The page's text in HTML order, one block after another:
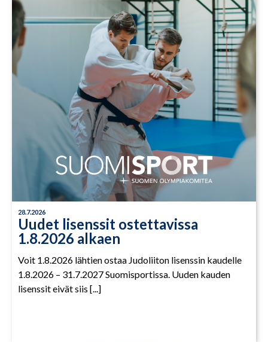
28.7.2026
Uudet lisenssit ostettavissa
1.8.2026 alkaen
Voit 1.8.2026 lähtien ostaa Judoliiton lisenssin kaudelle
1.8.2026 – 31.7.2027 Suomisportissa. Uuden kauden
lisenssit eivät siis [...]